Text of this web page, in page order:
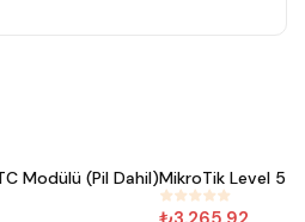
Modülü (Pil Dahil)#405
MikroTik Level 5